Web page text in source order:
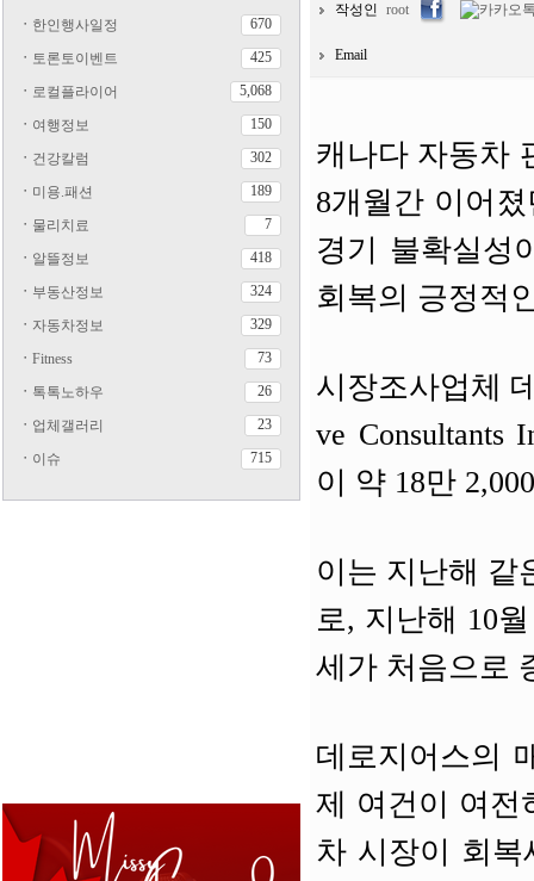
ㆍ 한인행사일정 670
ㆍ 토론토이벤트 425
ㆍ 로컬플라이어 5,068
ㆍ 여행정보 150
ㆍ 건강칼럼 302
ㆍ 미용.패션 189
ㆍ 물리치료 7
ㆍ 알뜰정보 418
ㆍ 부동산정보 324
ㆍ 자동차정보 329
ㆍ Fitness 73
ㆍ 톡톡노하우 26
ㆍ 업체갤러리 23
ㆍ 이슈 715
작성인 root
Email
캐나다 자동차
8개월간 이어
경기 불확실성
회복의 긍정적
시장조사업체
ve Consultants
이 약 18만
이는 지난해 같
로, 지난해 10
세가 처음으로
데로지어스의
제 여건이 여전
차 시장이 회